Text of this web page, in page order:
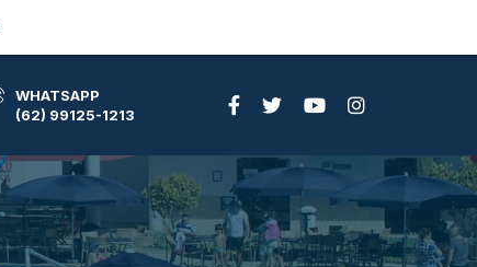
WHATSAPP
(62) 99125-1213